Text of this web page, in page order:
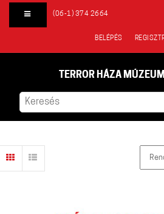
(06-1) 374 2664
BELÉPÉS
TERROR HÁZA